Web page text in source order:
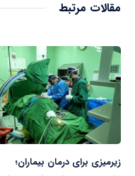
مقالات مرتبط
زیرمیزی برای درمان بیماران؛